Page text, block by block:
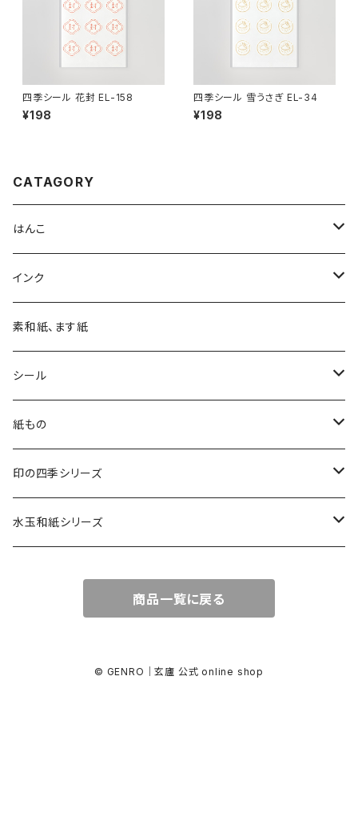
四季シール 花封 EL-158
¥198
四季シール 雪うさぎ EL-34
¥198
CATAGORY
はんこ
四季の印
四季の印・こばこ
木印
文字印
インク
アートニックS
デリカータ
バーサカラー
素和紙、ます紙
シール
四季シール
紙もの
カード・はがき
カード
レターセット・便箋
水玉レターセット
印の四季シリーズ
四季の印
水玉和紙シリーズ
水玉和紙金封
商品一覧に戻る
© GENRO｜玄廬 公式 online shop